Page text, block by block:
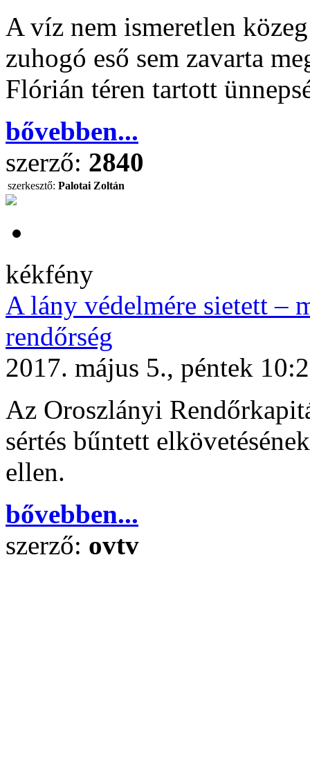
A víz nem ismeretlen
zuhogó eső sem zavarta
Flórián téren tartott
bővebben...
szerző: 2840
szerkesztő: Palotai Zoltán
kékfény
A lány védelmére sietett –
rendőrség
2017. május 5., péntek
Az Oroszlányi
sértés bűntett
ellen.
bővebben...
szerző: ovtv